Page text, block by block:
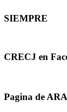
SIEMPRE
CRECJ en
Pagina de